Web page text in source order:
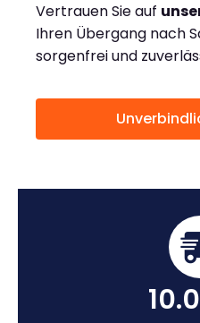
Vertrauen Sie auf
Ihren Übergang nach
sorgenfrei und